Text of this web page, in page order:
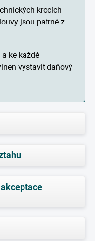
krocích
jsou patrné z
ke každé
vystavit daňový